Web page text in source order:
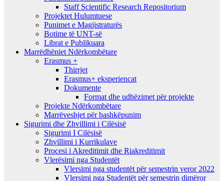
Staff Scientific Research Repositorium
Projektet Hulumtuese
Punimet e Magjistraturës
Botime të UNT-së
Librat e Publikuara
Marrëdhëniet Ndërkombëtare
Erasmus +
Thirrjet
Erasmus+ eksperiencat
Dokumente
Format dhe udhëzimet për projekte
Projekte Ndërkombëtare
Marrëveshjet për bashkëpunim
Sigurimi dhe Zhvillimi i Cilësisë
Sigurimi I Cilësisë
Zhvillimi i Kurrikulave
Procesi i Akreditimit dhe Riakreditimit
Vlerësimi nga Studentët
Vlersimi nga studentët për semestrin veror 2022
Vlersimi nga Studentët për semestrin dimëror